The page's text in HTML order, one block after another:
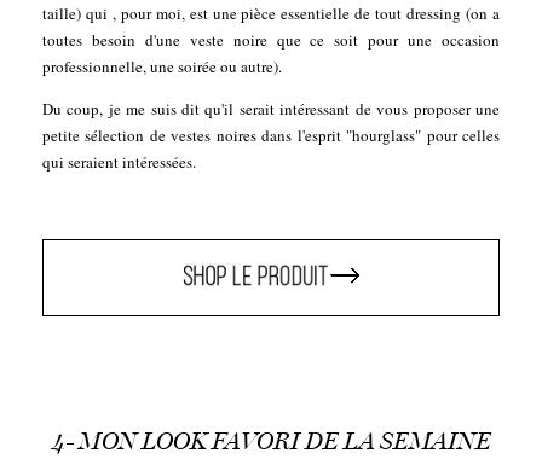
taille) qui , pour moi, est une pièce essentielle de tout dressing (on a
toutes besoin d'une veste noire que ce soit pour une occasion
professionnelle, une soirée ou autre).
Du coup, je me suis dit qu'il serait intéressant de vous proposer une
petite sélection de vestes noires dans l'esprit "hourglass" pour celles
qui seraient intéressées.
4- MON LOOK FAVORI DE LA SEMAINE